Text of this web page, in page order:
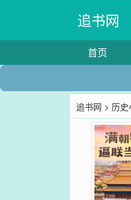
追书网
首页
追书网 > 历